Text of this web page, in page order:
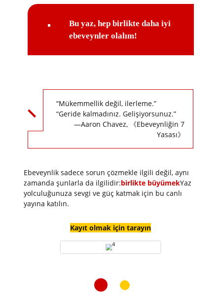
Bu yaz, hep birlikte daha iyi
ebeveynler olalım!
“Mükemmellik değil, ilerleme.”
“Geride kalmadınız. Gelişiyorsunuz.”
—Aaron Chavez, 《Ebeveynliğin 7
Yasası》
Ebeveynlik sadece sorun çözmekle ilgili değil, aynı
zamanda şunlarla da ilgilidir:birlikte büyümekYaz
yolculuğunuza sevgi ve güç katmak için bu canlı
yayına katılın.
Kayıt olmak için tarayın